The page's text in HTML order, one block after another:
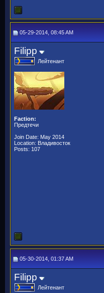
05-29-2014, 08:45 AM
Filipp
Лейтенант
Faction:
Предтечи
Join Date: May 2014
Location: Владивосток
Posts: 107
05-30-2014, 01:37 AM
Filipp
Лейтенант